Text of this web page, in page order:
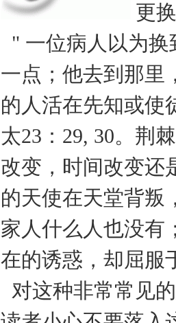
更
" 一位病人以为
一点；他去到那里
的人活在先知或使
太23：29, 30。荆
改变，时间改变还
的天使在天堂背叛
家人什么人也没有
在的诱惑，却屈服
对这种非常常见